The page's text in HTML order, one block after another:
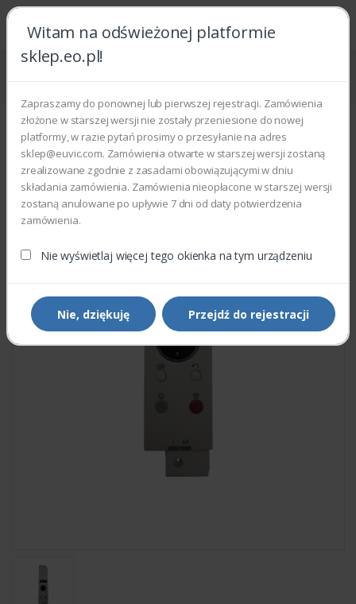
Witam na odświeżonej platformie
sklep.eo.pl!
Zapraszamy do ponownej lub pierwszej rejestracji. Zamówienia
złożone w starszej wersji nie zostały przeniesione do nowej
platformy, w razie pytań prosimy o przesyłanie na adres
sklep@euvic.com. Zamówienia otwarte w starszej wersji zostaną
zrealizowane zgodnie z zasadami obowiązującymi w dniu
składania zamówienia. Zamówienia nieopłacone w starszej wersji
zostaną anulowane po upływie 7 dni od daty potwierdzenia
zamówienia.
Nie wyświetlaj więcej tego okienka na tym urządzeniu
Nie, dziękuję Przejdź do rejestracji
Strona główna Części zamienne